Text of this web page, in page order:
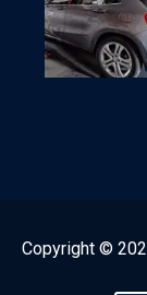
Copyright ©